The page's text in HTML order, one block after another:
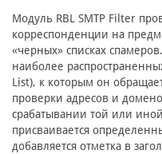
Модуль RBL SMTP Filter
корреспонденции на
«черных» списках
наиболее
List), к которым он
проверки адресов и
срабатывании той или
присваивается
добавляется отметка в